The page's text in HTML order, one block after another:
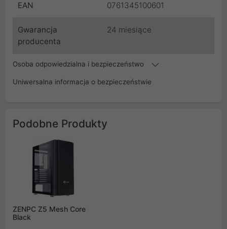
EAN 0761345100601
Gwarancja
producenta
24 miesiące
Osoba odpowiedzialna i bezpieczeństwo
Uniwersalna informacja o bezpieczeństwie
Podobne Produkty
ZENPC Z5 Mesh Core
Black